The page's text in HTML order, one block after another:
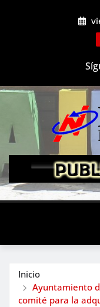
Inicio
Ayuntamiento
comité para la